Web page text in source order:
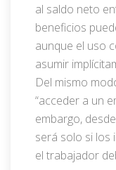
al saldo neto
beneficios
aunque el uso
asumir
Del mismo
“acceder a un
embargo,
será solo si los
el trabajador